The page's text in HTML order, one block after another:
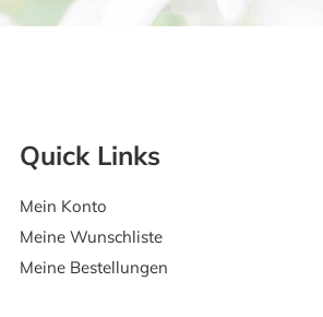
Quick Links
Mein Konto
Meine Wunschliste
Meine Bestellungen